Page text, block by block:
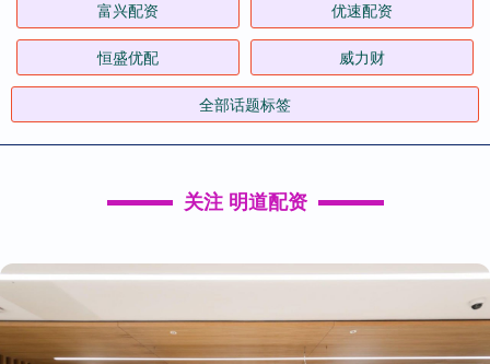
富兴配资 优速配资
恒盛优配 威力财
全部话题标签
关注 明道配资